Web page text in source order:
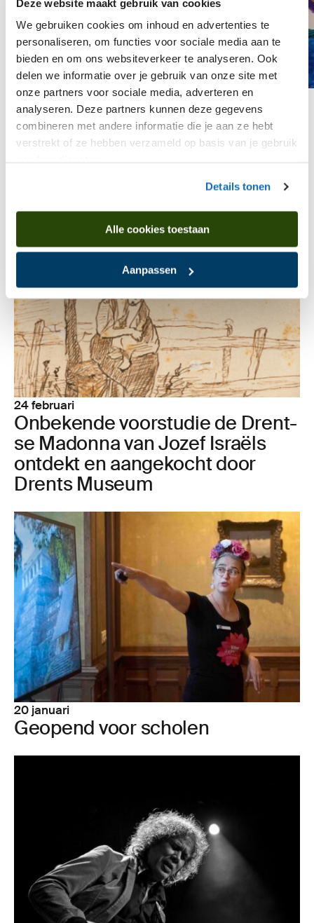
Deze website maakt gebruik van cookies
We gebruiken cookies om inhoud en advertenties te
personaliseren, om functies voor sociale media aan te
bieden en om ons websiteverkeer te analyseren. Ook
delen we informatie over je gebruik van onze site met
onze partners voor sociale media, adverteren en
analyseren. Deze partners kunnen deze gegevens
combineren met andere informatie die je aan ze hebt
verstrekt of ze hebben verzameld op basis van je gebruik
Details tonen
Alle cookies toestaan
Aanpassen
Deel dit artikel
24 februari
Onbe­ken­de voor­stu­die de Drent­
se Madon­na van Jozef Isra­ëls
ont­dekt en aan­ge­kocht door
Drents Museum
20 januari
Geo­pend voor scho­len